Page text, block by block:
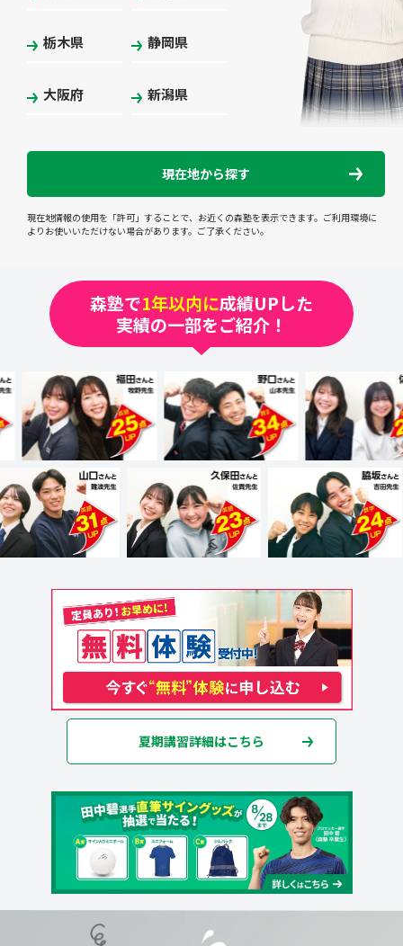
栃木県 静岡県
大阪府 新潟県
現在地から探す
現在地情報の使用を「許可」することで、お近くの森塾を表示できます。ご利用環境に
よりお使いいただけない場合があります。ご了承ください。
森塾で1年以内に成績UPした
実績の一部をご紹介！
夏期講習詳細はこちら